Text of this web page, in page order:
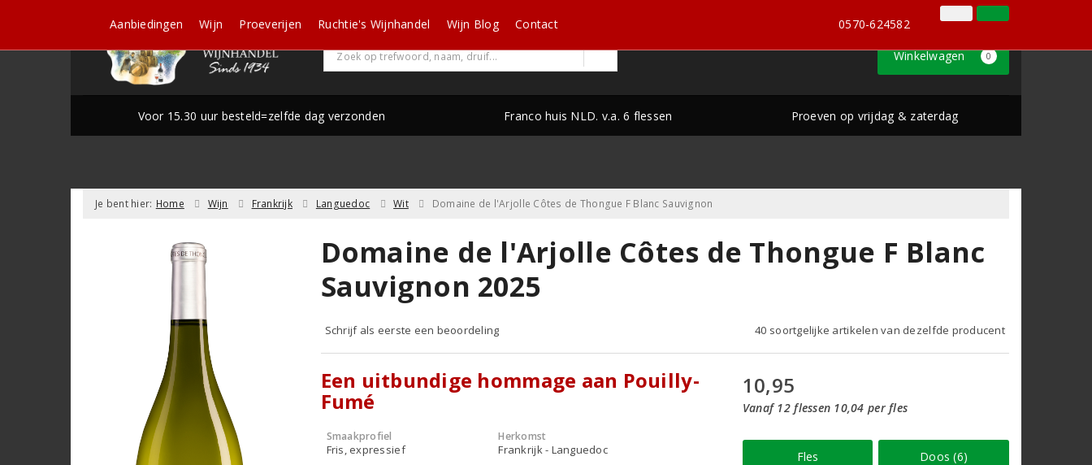
0570-624582 Inloggen Klantenservice
Winkelwagen 0
Voor 15.30 uur besteld=zelfde dag verzonden Franco huis NLD. v.a. 6 flessen Proeven op vrijdag & zaterdag
Aanbiedingen Wijn Proeverijen Ruchtie's Wijnhandel Wijn Blog Contact 0570-624582
Je bent hier: Home Wijn Frankrijk Languedoc Wit Domaine de l'Arjolle Côtes de Thongue F Blanc Sauvignon
Domaine de l'Arjolle Côtes de Thongue F Blanc
Sauvignon 2025
Schrijf als eerste een beoordeling 40 soortgelijke artikelen van dezelfde producent
Een uitbundige hommage aan Pouilly-
Fumé
Smaakprofiel
Fris, expressief
Herkomst
Frankrijk - Languedoc
10,95
Vanaf 12 flessen 10,04 per fles
Fles Doos (6)